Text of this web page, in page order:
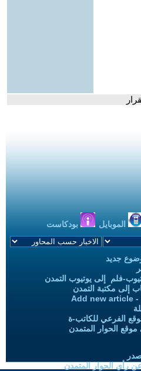
الموبايل بودكاست
جديد
فلم إلى يوتيوب التمدن
إلى مكتبة التمدن
Add new article -
الفرعي للكاتب-ة
الحوار المتمدن
رأي الحوار المتمدن